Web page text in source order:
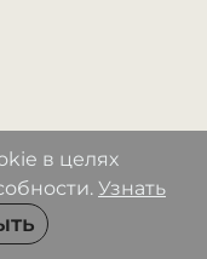
в целях
Узнать